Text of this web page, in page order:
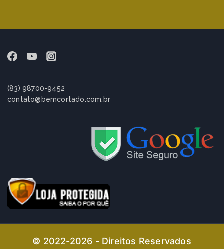
(83) 98700-9452
contato@bemcortado.com.br
© 2022-2026 - Direitos Reservados